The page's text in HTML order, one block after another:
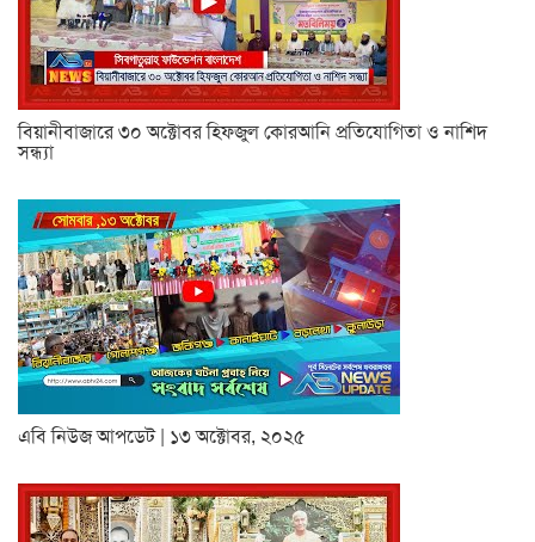
বিয়ানীবাজারে ৩০ অক্টোবর হিফজুল কোরআনি প্রতিযোগিতা ও নাশিদ
সন্ধ্যা
এবি নিউজ আপডেট | ১৩ অক্টোবর, ২০২৫